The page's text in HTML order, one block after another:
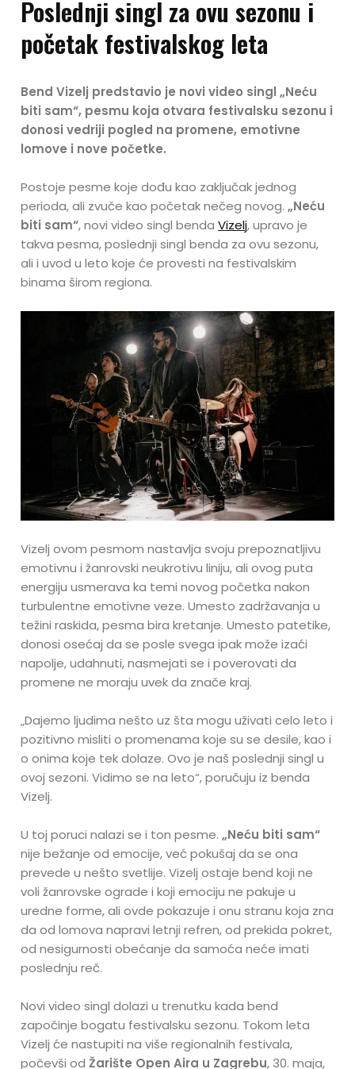
Poslednji singl za ovu sezonu i
početak festivalskog leta
Bend Vizelj predstavio je novi video singl „Neću
biti sam“, pesmu koja otvara festivalsku sezonu i
donosi vedriji pogled na promene, emotivne
lomove i nove početke.
Postoje pesme koje dođu kao zaključak jednog
perioda, ali zvuče kao početak nečeg novog.„Neću
biti sam“, novi video singl bendaVizelj, upravo je
takva pesma, poslednji singl benda za ovu sezonu,
ali i uvod u leto koje će provesti na festivalskim
binama širom regiona.
Vizelj ovom pesmom nastavlja svoju prepoznatljivu
emotivnu i žanrovski neukrotivu liniju, ali ovog puta
energiju usmerava ka temi novog početka nakon
turbulentne emotivne veze. Umesto zadržavanja u
težini raskida, pesma bira kretanje. Umesto patetike,
donosi osećaj da se posle svega ipak može izaći
napolje, udahnuti, nasmejati se i poverovati da
promene ne moraju uvek da znače kraj.
„Dajemo ljudima nešto uz šta mogu uživati celo leto i
pozitivno misliti o promenama koje su se desile, kao i
o onima koje tek dolaze. Ovo je naš poslednji singl u
ovoj sezoni. Vidimo se na leto“, poručuju iz benda
Vizelj.
U toj poruci nalazi se i ton pesme.„Neću biti sam“
nije bežanje od emocije, već pokušaj da se ona
prevede u nešto svetlije. Vizelj ostaje bend koji ne
voli žanrovske ograde i koji emociju ne pakuje u
uredne forme, ali ovde pokazuje i onu stranu koja zna
da od lomova napravi letnji refren, od prekida pokret,
od nesigurnosti obećanje da samoća neće imati
poslednju reč.
Novi video singl dolazi u trenutku kada bend
započinje bogatu festivalsku sezonu. Tokom leta
Vizelj će nastupiti na više regionalnih festivala,
počevši odŽarište Open Aira u Zagrebu, 30. maja,